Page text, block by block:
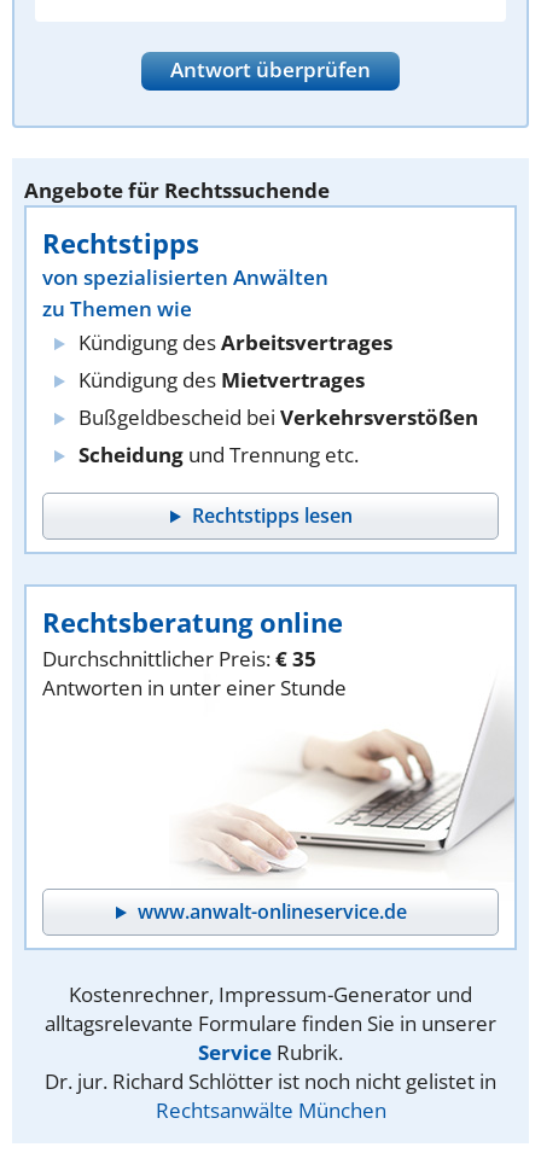
Antwort überprüfen
Angebote für Rechtssuchende
Rechtstipps
von spezialisierten Anwälten
zu Themen wie
Kündigung desArbeitsvertrages
Kündigung des Mietvertrages
Bußgeldbescheid bei Verkehrsverstößen
Scheidung und Trennung etc.
Rechtstipps lesen
Rechtsberatung online
Durchschnittlicher Preis:€ 35
Antworten in unter einer Stunde
www.anwalt-onlineservice.de
Kostenrechner, Impressum-Generator und
alltagsrelevante Formulare finden Sie in unserer
Service Rubrik.
Dr. jur. Richard Schlötter ist noch nicht gelistet in
Rechtsanwälte München